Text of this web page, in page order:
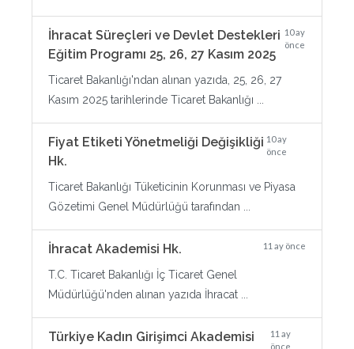
İhracat Süreçleri ve Devlet Destekleri
Eğitim Programı 25, 26, 27 Kasım 2025
10 ay
önce
Ticaret Bakanlığı'ndan alınan yazıda, 25, 26, 27
Kasım 2025 tarihlerinde Ticaret Bakanlığı ...
Fiyat Etiketi Yönetmeliği Değişikliği
Hk.
10 ay
önce
Ticaret Bakanlığı Tüketicinin Korunması ve Piyasa
Gözetimi Genel Müdürlüğü tarafından ...
İhracat Akademisi Hk. 11 ay önce
T.C. Ticaret Bakanlığı İç Ticaret Genel
Müdürlüğü'nden alınan yazıda İhracat ...
Türkiye Kadın Girişimci Akademisi
11 ay
önce